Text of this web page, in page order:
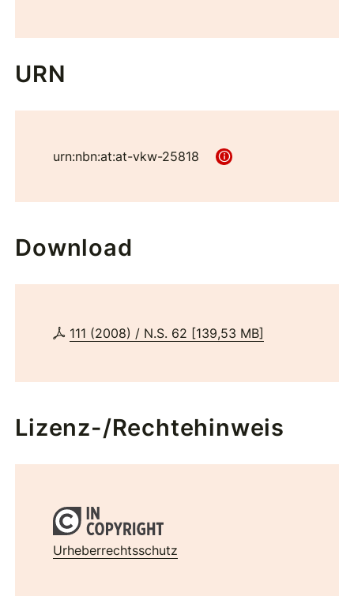
URN
urn:nbn:at:at-vkw-25818
Download
111 (2008) / N.S. 62 [139,53 MB]
Lizenz-/Rechtehinweis
Urheberrechtsschutz